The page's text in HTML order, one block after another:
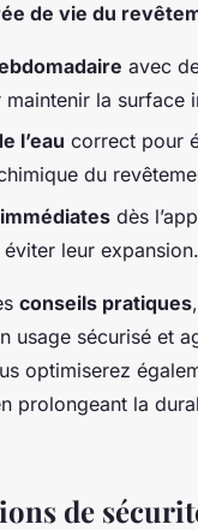
de vie du
avec
la surface
l’eau correct pour
du
dès
leur expansion.
conseils pratiques
usage sécurisé et
optimiserez
prolongeant la
de